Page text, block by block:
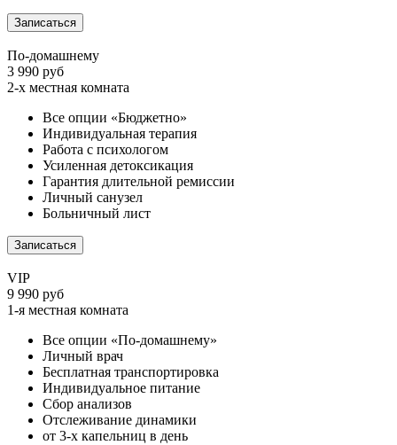
Записаться
По-домашнему
3 990 руб
2-х местная комната
Все опции «Бюджетно»
Индивидуальная терапия
Работа с психологом
Усиленная детоксикация
Гарантия длительной ремиссии
Личный санузел
Больничный лист
Записаться
VIP
9 990 руб
1-я местная комната
Все опции «По-домашнему»
Личный врач
Бесплатная транспортировка
Индивидуальное питание
Сбор анализов
Отслеживание динамики
от 3-х капельниц в день